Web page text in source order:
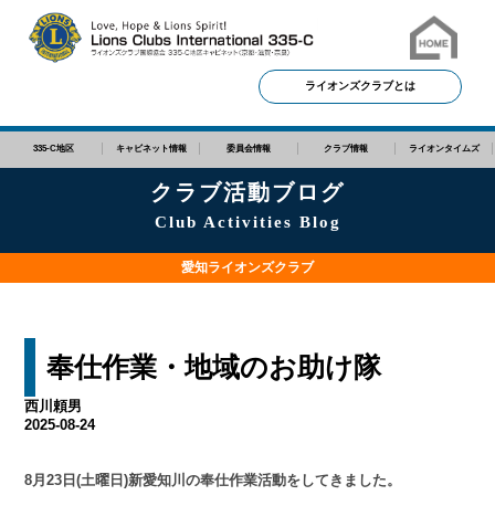
ライオンズクラブとは
335-C地区 キャビネット情報 委員会情報 クラブ情報 ライオンタイムズ
クラブ活動ブログ
Club Activities Blog
愛知ライオンズクラブ
奉仕作業・地域のお助け隊
西川頼男
2025-08-24
8月23日(土曜日)新愛知川の奉仕作業活動をしてきました。